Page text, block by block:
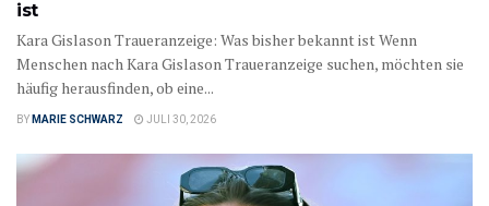
ist
Kara Gislason Traueranzeige: Was bisher bekannt ist Wenn
Menschen nach Kara Gislason Traueranzeige suchen, möchten sie
häufig herausfinden, ob eine...
BY MARIE SCHWARZ JULI 30, 2026